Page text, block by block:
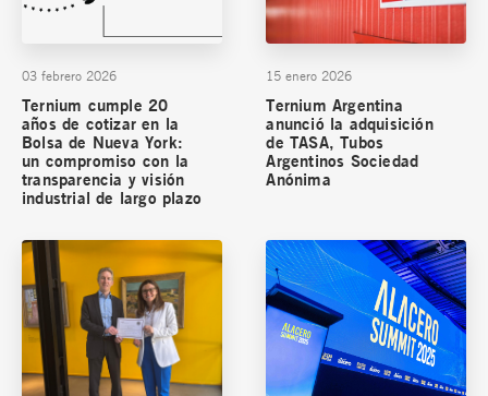
03 febrero 2026
Ternium cumple 20
años de cotizar en la
Bolsa de Nueva York:
un compromiso con la
transparencia y visión
industrial de largo plazo
15 enero 2026
Ternium Argentina
anunció la adquisición
de TASA, Tubos
Argentinos Sociedad
Anónima